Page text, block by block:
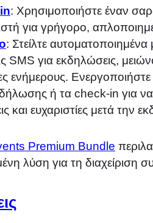
: Χρησιμοποιήστε έναν
για γρήγορο,
: Στείλτε
SMS για εκδηλώσεις,
ενήμερους. Ενεργοποιήστε
ή τα check-in για
και ευχαριστίες μετά την
Premium Bundle
λύση για τη διαχείριση